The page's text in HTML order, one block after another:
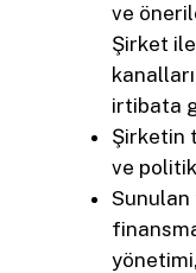
ve
Şirket
irtibata
Şirketin
ve